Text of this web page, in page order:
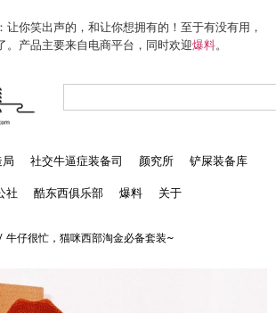
让你笑出声的，和让你想拥有的！至于有没有用，
。产品主要来自电商平台，同时欢迎爆料。
社交牛逼症装备司 颜究所 铲屎装备库
社 酷东西俱乐部 爆料 关于
/ 牛仔很忙，猫咪西部淘金必备套装~